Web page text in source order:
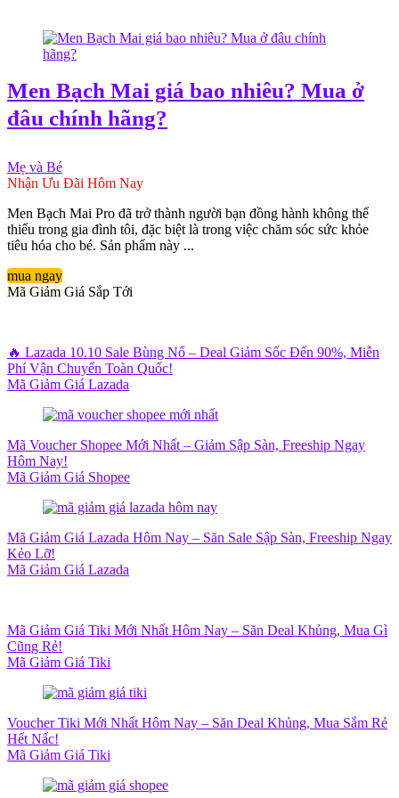
Men Bạch Mai giá bao nhiêu? Mua ở
đâu chính hãng?
Mẹ và Bé
Nhận Ưu Đãi Hôm Nay
Men Bạch Mai Pro đã trở thành người bạn đồng hành không thể
thiếu trong gia đình tôi, đặc biệt là trong việc chăm sóc sức khỏe
tiêu hóa cho bé. Sản phẩm này ...
mua ngay
Mã Giảm Giá Sắp Tới
🔥 Lazada 10.10 Sale Bùng Nổ – Deal Giảm Sốc Đến 90%, Miễn
Phí Vận Chuyển Toàn Quốc!
Mã Giảm Giá Lazada
Mã Voucher Shopee Mới Nhất – Giảm Sập Sàn, Freeship Ngay
Hôm Nay!
Mã Giảm Giá Shopee
Mã Giảm Giá Lazada Hôm Nay – Săn Sale Sập Sàn, Freeship Ngay
Kẻo Lỡ!
Mã Giảm Giá Lazada
Mã Giảm Giá Tiki Mới Nhất Hôm Nay – Săn Deal Khủng, Mua Gì
Cũng Rẻ!
Mã Giảm Giá Tiki
Voucher Tiki Mới Nhất Hôm Nay – Săn Deal Khủng, Mua Sắm Rẻ
Hết Nấc!
Mã Giảm Giá Tiki